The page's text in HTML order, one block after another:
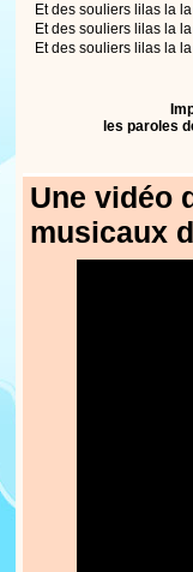
Et des souliers lilas la
Et des souliers lilas la
Et des souliers lilas la
les paroles
Une vidéo
musicaux